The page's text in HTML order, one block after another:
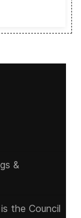
&
the Council